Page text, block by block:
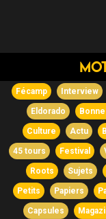
Fécamp Interview
Eldorado
Culture Actu
45 tours Festival
Roots Sujets
Petits Papiers
Capsules